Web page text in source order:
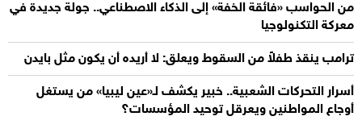
من الحواسب «فائقة الخفة» إلى الذكاء الاصطناعي.. جولة جديدة في
معركة التكنولوجيا
ترامب ينقذ طفلاً من السقوط ويعلق: لا أريده أن يكون مثل بايدن
أسرار التحركات الشعبية.. خبير يكشف لـ«عين ليبيا» من يستغل
أوجاع المواطنين ويعرقل توحيد المؤسسات؟